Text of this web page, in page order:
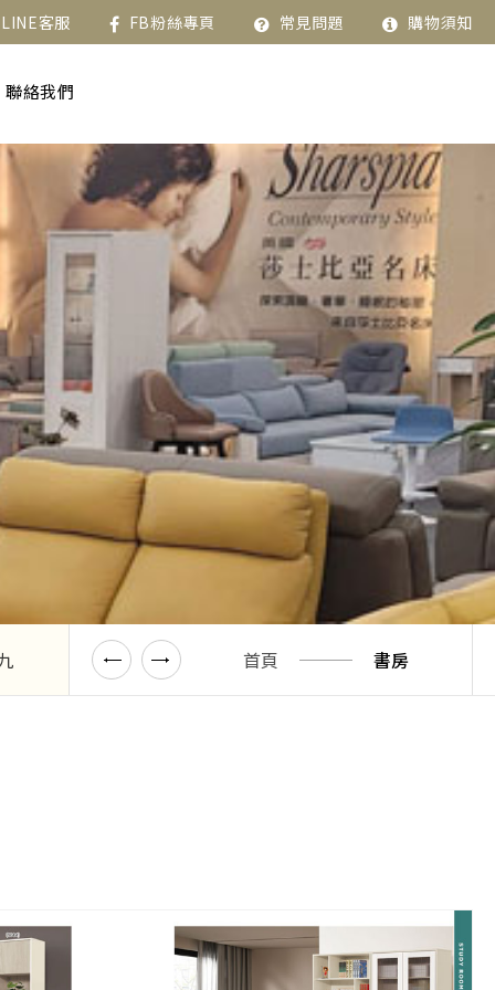
LINE客服 FB粉絲專頁 常見問題 購物須知
聯絡我們
型錄十二 首頁 書房